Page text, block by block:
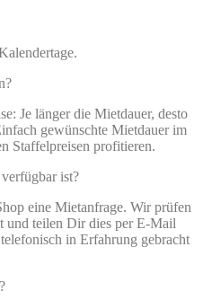
Je länger die Mietdauer, desto
gewünschte Mietdauer im
Staffelpreisen profitieren.
ist?
eine Mietanfrage. Wir prüfen
und teilen Dir dies per E-Mail
in Erfahrung gebracht